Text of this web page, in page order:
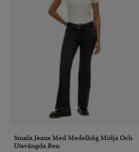
Smala Jeans Med Medelhög Midja Och
Utsvängda Ben